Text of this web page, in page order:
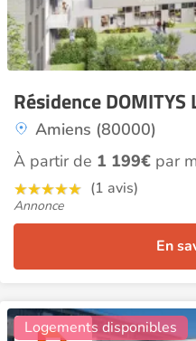
Résidence
Amiens (80000)
À partir de 1 199€ par
(1 avis)
Annonce
En
Logements disponibles